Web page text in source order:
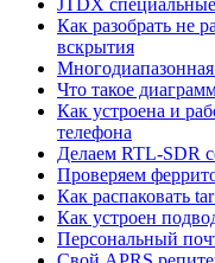
Как разобрать не
вскрытия
Что такое
Как устроена и
телефона
Делаем RTL-SDR
Проверяем
Как распаковать
Как устроен
Персональный